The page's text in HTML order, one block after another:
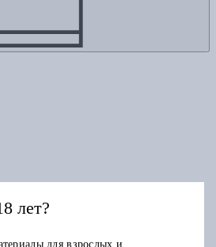
лет?
для взрослых и